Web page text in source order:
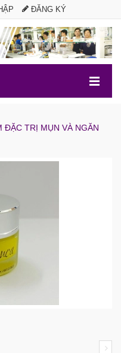
ĐĂNG KÝ
.
ĐẶC TRỊ MỤN VÀ NGĂN